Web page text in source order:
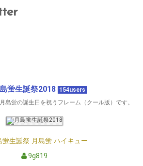
蛍生誕祭2018 154users
島蛍の誕生日を祝うフレーム（クール版）です。
蛍生誕祭 月島蛍 ハイキュー
9g819